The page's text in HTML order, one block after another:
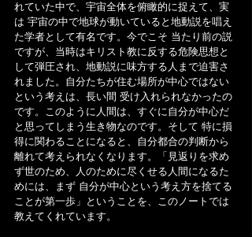
れていた中で、宇宙全体を俯瞰的に捉えて、実
は 宇宙の中で地球が動いていると地動説を唱え
た学者として有名です。今でこそ 当たり前の説
ですが、当時はキリスト教に反する危険思想と
して弾圧され、地動説に味方する人まで迫害さ
れました。自分たちが住む場所が中心ではない
という考えは、長い間 受け入れられなかったの
です。このように人間は、すぐに自分が中心だ
と思ってしまう生き物なのです。そして 特に損
得に関わることになると、自分都合の判断から
離れて考えられなくなります。「見返りを求め
ず世のため、人のために尽くせる人間になるた
めには、まず 自分が中心という考え方を捨てる
ことが第一歩」ということを、このノートでは
教えてくれています。